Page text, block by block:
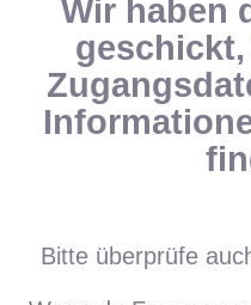
Wir haben
Bitte überprüfe